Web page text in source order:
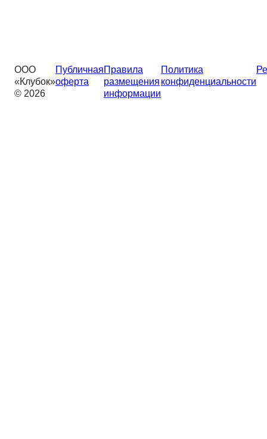
ООО
«Клубок»
© 2026
Публичная
оферта
Правила
размещения
информации
Политика
конфиденциальности